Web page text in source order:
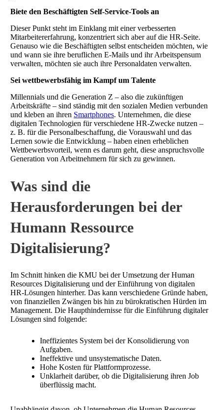
Biete den Beschäftigten Self-Service-Tools an
Dieser Punkt steht im Einklang mit einer verbesserten
Mitarbeitererfahrung, konzentriert sich aber auf die HR-Seite.
Genauso wie die Beschäftigten selbst entscheiden möchten, wie
und wann sie ihre beruflichen E-Mails und ihr Arbeitspensum
verwalten, möchten sie auch ihre Personaldaten verwalten.
Sei wettbewerbsfähig im Kampf um Talente
Millennials und die Generation Z – also die zukünftigen
Arbeitskräfte – sind ständig mit den sozialen Medien verbunden
und kleben an ihren Smartphones. Unternehmen, die diese
digitalen Technologien für verschiedene HR-Zwecke nutzen –
z. B. für die Personalbeschaffung, die Vorauswahl und das
Lernen sowie die Entwicklung – haben einen erheblichen
Wettbewerbsvorteil, wenn es darum geht, diese anspruchsvolle
Generation von Arbeitnehmern für sich zu gewinnen.
Was sind die
Herausforderungen bei der
Humann Ressource
Digitalisierung?
Im Schnitt hinken die KMU bei der Umsetzung der Human
Resources Digitalisierung und der Einführung von digitalen
HR-Lösungen hinterher. Das kann verschiedene Gründe haben,
von finanziellen Zwängen bis hin zu bürokratischen Hürden im
Management. Die Haupthindernisse für die Einführung digitaler
Lösungen sind folgende:
Ineffizientes System bei der Konsolidierung von
Aufgaben.
Ineffektive und unsystematische Daten.
Hohe Kosten für Plattformprozesse.
Unklarheit darüber, ob die Digitalisierung ihren Job
überflüssig macht.